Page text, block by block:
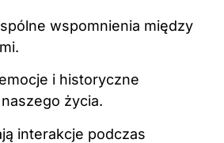
wspomnienia między
i historyczne
życia.
interakcje podczas